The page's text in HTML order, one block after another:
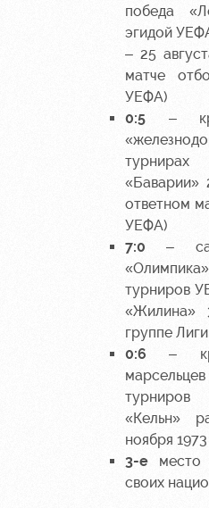
победа
эгидой
– 25
матче
УЕФА)
0:5 –
«Баварии»
ответном
УЕФА)
7:0 –
турниров
«Жилина»
группе
0:6 –
«Кельн»
ноября
3-е место
своих